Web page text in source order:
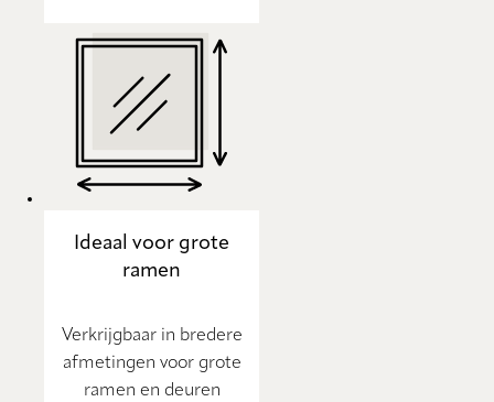
Ideaal voor grote
ramen
Verkrijgbaar in bredere
afmetingen voor grote
ramen en deuren